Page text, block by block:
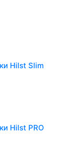
Hilst Slim
Hilst PRO